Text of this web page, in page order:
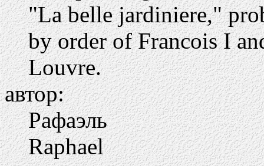
"La belle jardiniere,"
by order of Francois I
Louvre.
автор:
Рафаэль
Raphael